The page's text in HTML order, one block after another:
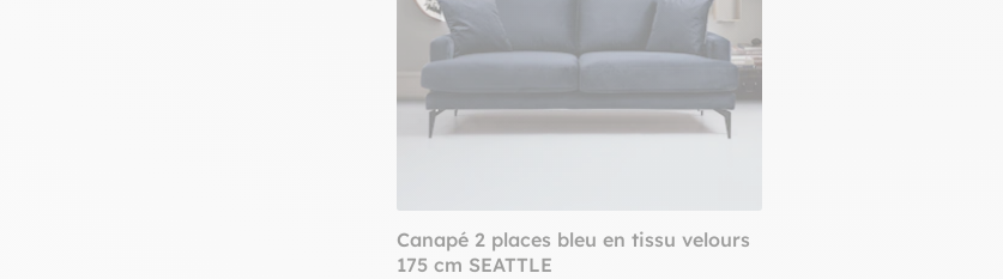
Canapé 2 places bleu en tissu velours
175 cm SEATTLE